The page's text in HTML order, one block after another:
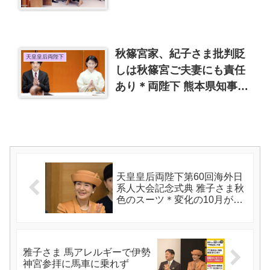
天皇皇后両陛下
秋篠宮家、紀子さま批判貶
しは秋篠宮ご夫妻にも責任
あり＊両陛下 熊本県知事と
天皇皇后両陛下第60回海外日
系人大会記念式典 雅子さま秋
色のスーツ＊変化の10月が始
雅子さま 馬アレルギーで伊勢
神宮参拝に馬車に乗れず